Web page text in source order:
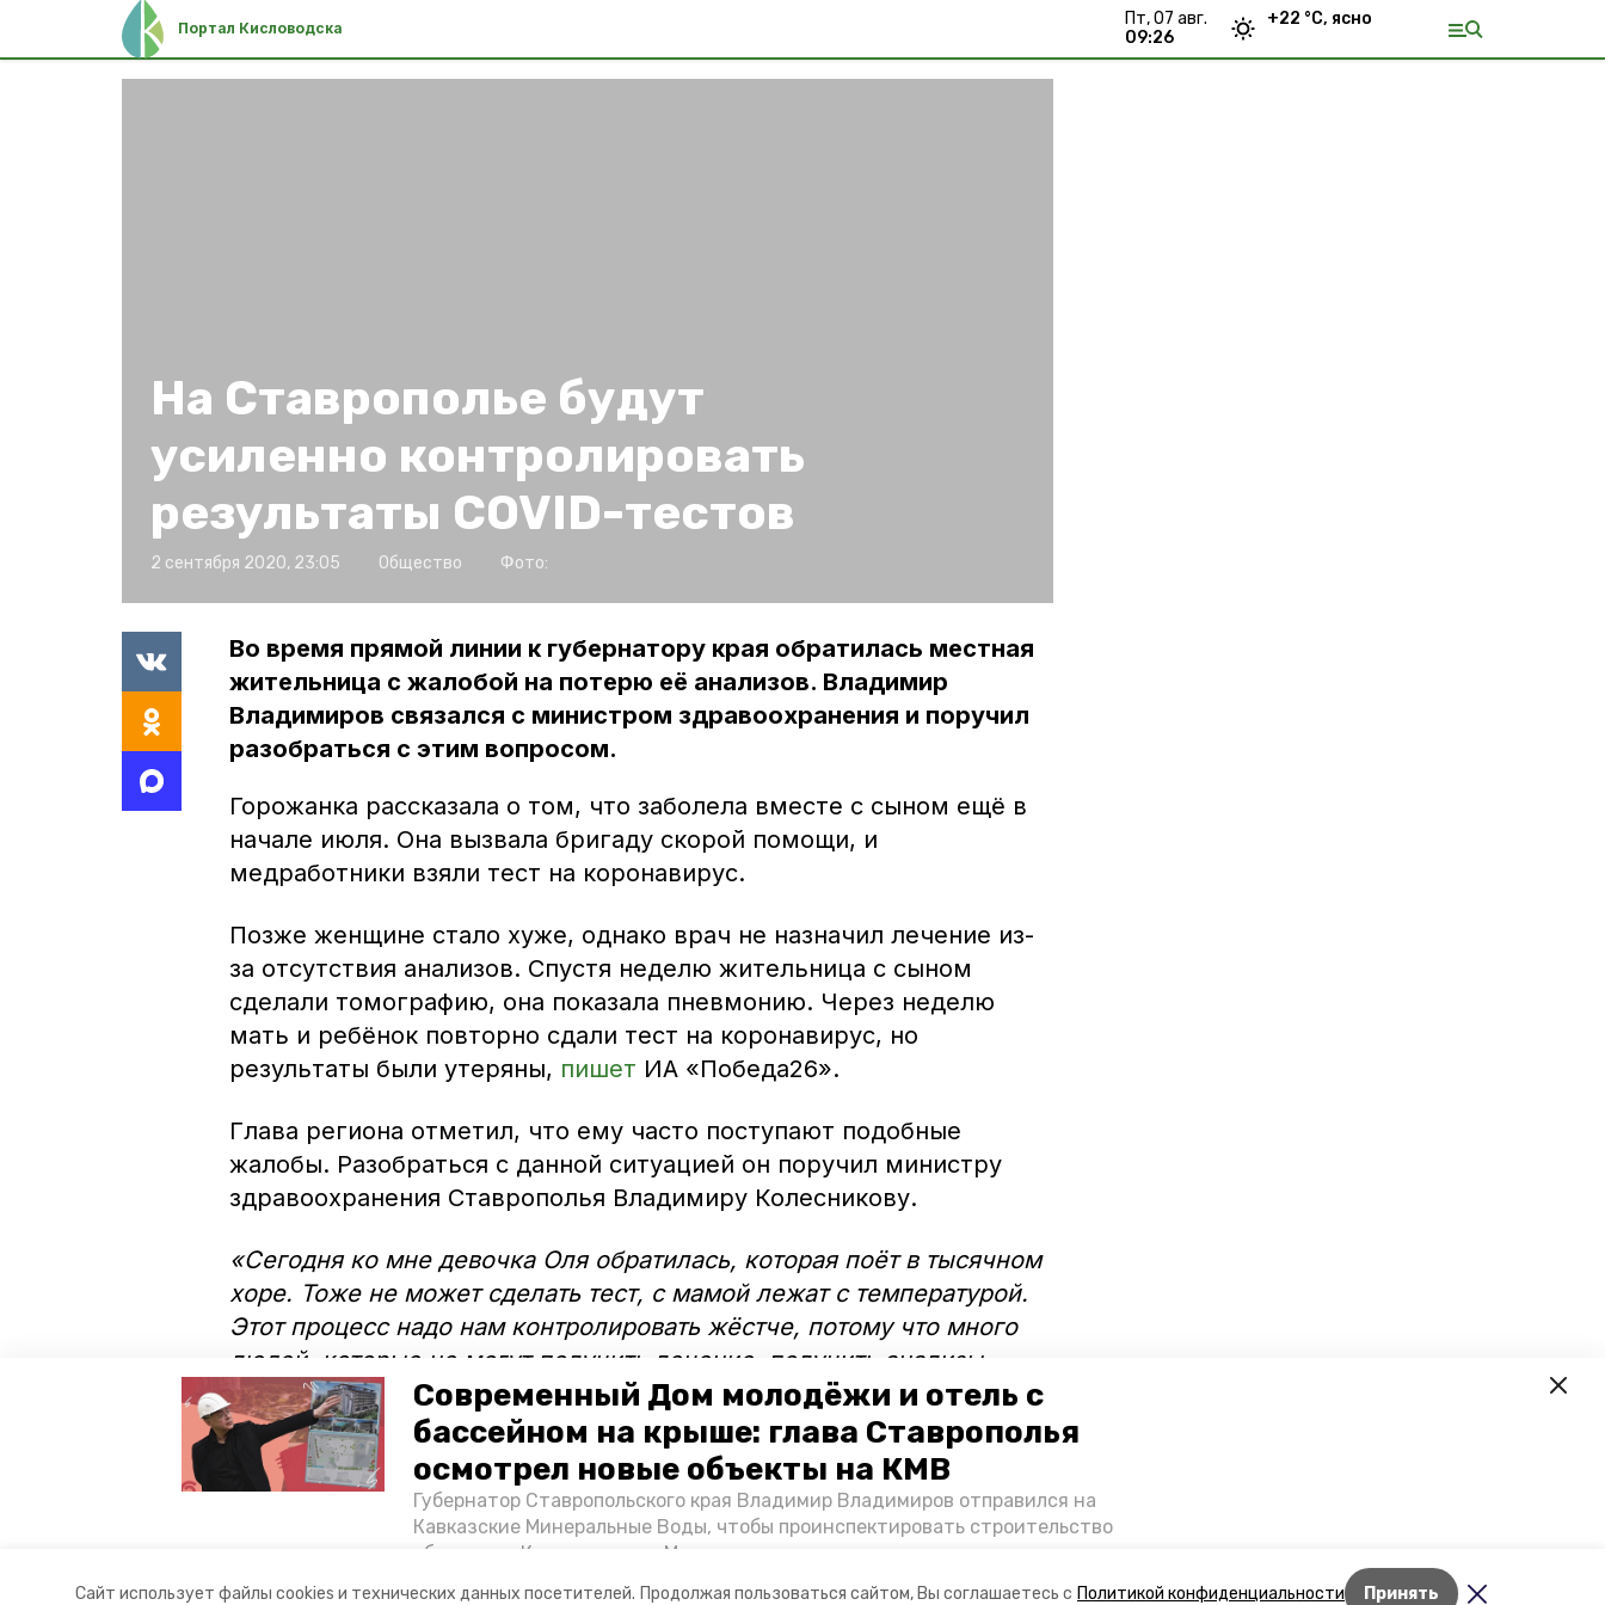
Сайт использует файлы cookies и технических данных посетителей. Продолжая пользоваться сайтом, Вы соглашаетесь с Политикой конфиденциальности Принять
Современный Дом молодёжи и отель с
бассейном на крыше: глава Ставрополья
осмотрел новые объекты на КМВ
Губернатор Ставропольского края Владимир Владимиров отправился на
Кавказские Минеральные Воды, чтобы проинспектировать строительство
объектов в Кисловодске и Минводах, а также выслушать предложения о
Портал Кисловодска
пт, 07 авг.
09:26
+22 °С, ясно
Лента новостей
На Ставрополье будут
усиленно контролировать
результаты COVID-тестов
2 сентября 2020, 23:05 Общество Фото:
Во время прямой линии к губернатору края обратилась местная
жительница с жалобой на потерю её анализов. Владимир
Владимиров связался с министром здравоохранения и поручил
разобраться с этим вопросом.
Горожанка рассказала о том, что заболела вместе с сыном ещё в
начале июля. Она вызвала бригаду скорой помощи, и
медработники взяли тест на коронавирус.
Позже женщине стало хуже, однако врач не назначил лечение из-
за отсутствия анализов. Спустя неделю жительница с сыном
сделали томографию, она показала пневмонию. Через неделю
мать и ребёнок повторно сдали тест на коронавирус, но
результаты были утеряны, пишет ИА «Победа26».
Глава региона отметил, что ему часто поступают подобные
жалобы. Разобраться с данной ситуацией он поручил министру
здравоохранения Ставрополья Владимиру Колесникову.
«Сегодня ко мне девочка Оля обратилась, которая поёт в тысячном
хоре. Тоже не может сделать тест, с мамой лежат с температурой.
Этот процесс надо нам контролировать жёстче, потому что много
людей, которые не могут получить лечение, получить анализы.
Давай вместе с этим разберёмся. Это производная, потому что у
нас рост заболеваемости, потому что рост нагрузки на врачей», —
пояснил губернатор Владимир Владимиров.